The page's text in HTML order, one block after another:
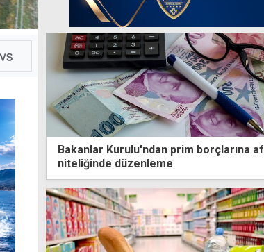
Bakanlar Kurulu'ndan prim borçlarına af
niteliğinde düzenleme